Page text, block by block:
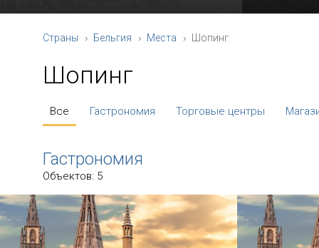
Страны Бельгия Места Шопинг
Шопинг
Все Гастрономия Торговые центры
Гастрономия
Объектов: 5